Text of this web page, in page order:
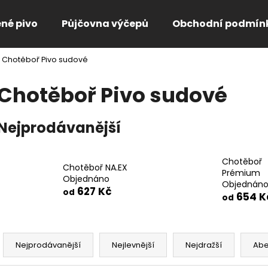
pivo Půjčovna výčepů Obchodní
Chotěboř Pivo sudové
Pivo sudové
Chotěboř NA.EX
Objednáno
od 627 Kč
Chotěboř
Prémium
Objednáno
od 654
Nejprodávanější Nejlevnější Nejdražší
Co potřebujete najít?
Doporučujeme